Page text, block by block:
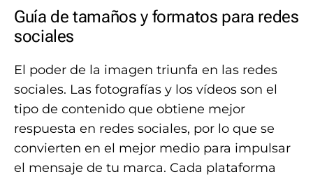
Guía de tamaños y formatos para redes
sociales
El poder de la imagen triunfa en las redes
sociales. Las fotografías y los vídeos son el
tipo de contenido que obtiene mejor
respuesta en redes sociales, por lo que se
convierten en el mejor medio para impulsar
el mensaje de tu marca. Cada plataforma